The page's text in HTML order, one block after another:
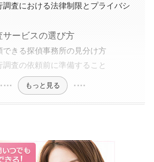
調査における法律制限とプライバシ
サービスの選び方
できる探偵事務所の見分け方
調査の依頼前に準備すること
もっと見る